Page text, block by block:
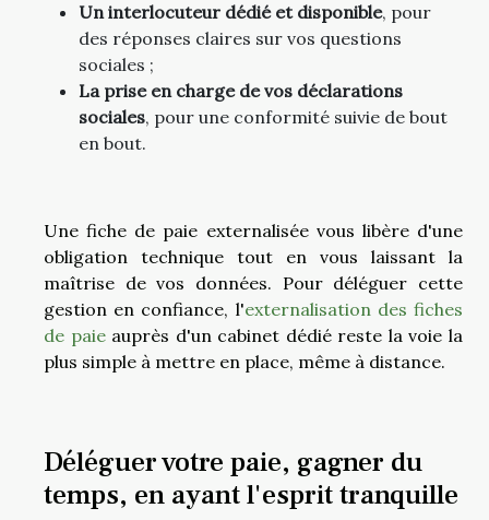
Un interlocuteur dédié et disponible, pour
des réponses claires sur vos questions
sociales ;
La prise en charge de vos déclarations
sociales, pour une conformité suivie de bout
en bout.
Une fiche de paie externalisée vous libère d'une
obligation technique tout en vous laissant la
maîtrise de vos données. Pour déléguer cette
gestion en confiance, l'externalisation des fiches
de paieauprès d'un cabinet dédié reste la voie la
plus simple à mettre en place, même à distance.
Déléguer votre paie, gagner du
temps, en ayant l'esprit tranquille